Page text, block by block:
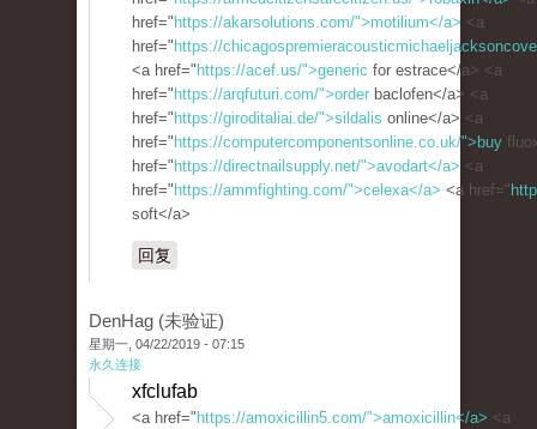
href=" https://akarsolutions.com/">motilium</a> <a
href=" https://
<a href=" https://acef.us/">generic for estrace</a> <a
href=" https://arqfuturi.com/">order baclofen</a> <a
href=" https://giroditaliai.de/">sildalis online</a> <a
href=" https://computercomponentsonline.co.uk/">buy
href=" https://directnailsupply.net/">avodart</a> <a
href=" https://ammfighting.com/">celexa</a> <a href="
soft</a>
回复
DenHag (未验证)
星期一, 04/22/2019 - 07:15
永久连接
xfclufab
<a href=" https://amoxicillin5.com/">amoxicillin</a> <a